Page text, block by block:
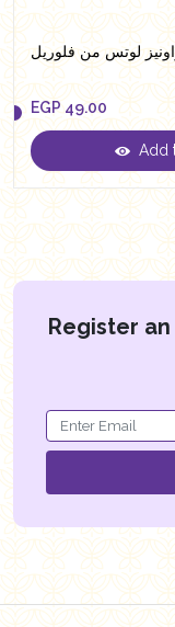
لوتس من فلوريل
EGP
EGP 49.00
Add
Register